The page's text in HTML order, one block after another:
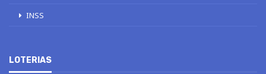
INSS
LOTERIAS